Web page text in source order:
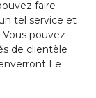
faire
tel service et
pouvez
de clientèle
Le